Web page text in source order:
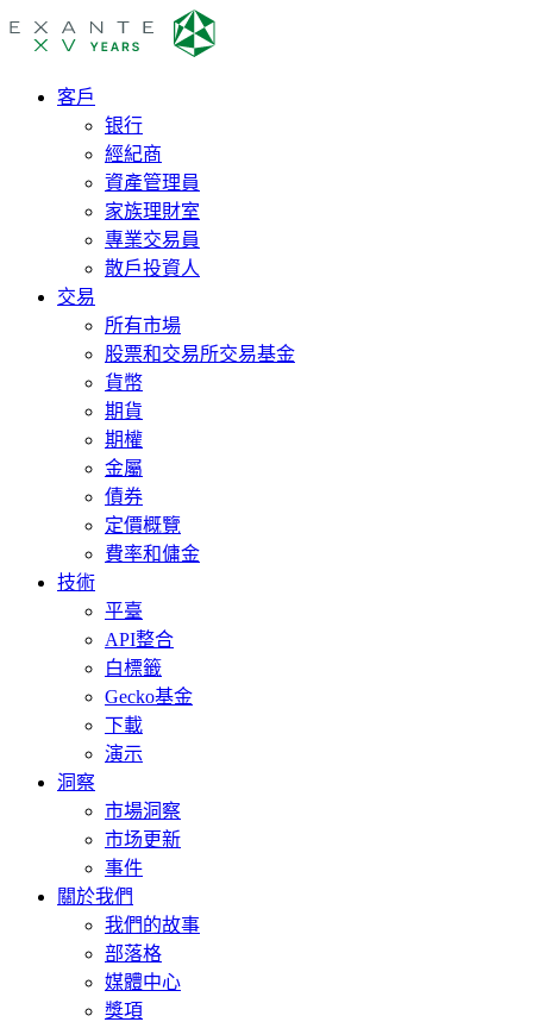
客戶
银行
經紀商
資產管理員
家族理財室
專業交易員
散戶投資人
交易
所有市場
股票和交易所交易基金
貨幣
期貨
期權
金屬
債券
定價概覽
費率和傭金
技術
平臺
API整合
白標籤
Gecko基金
下載
演示
洞察
市場洞察
市场更新
事件
關於我們
我們的故事
部落格
媒體中心
獎項